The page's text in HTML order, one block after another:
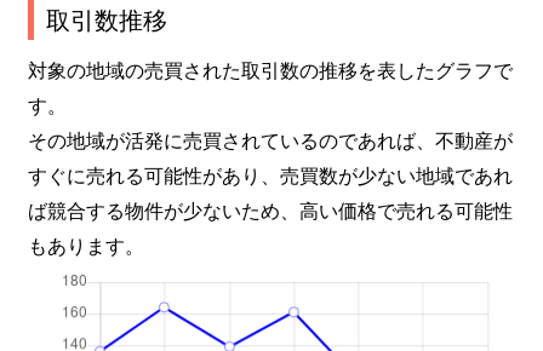
取引数推移
対象の地域の売買された取引数の推移を表したグラフで
す。
その地域が活発に売買されているのであれば、不動産が
すぐに売れる可能性があり、売買数が少ない地域であれ
ば競合する物件が少ないため、高い価格で売れる可能性
もあります。